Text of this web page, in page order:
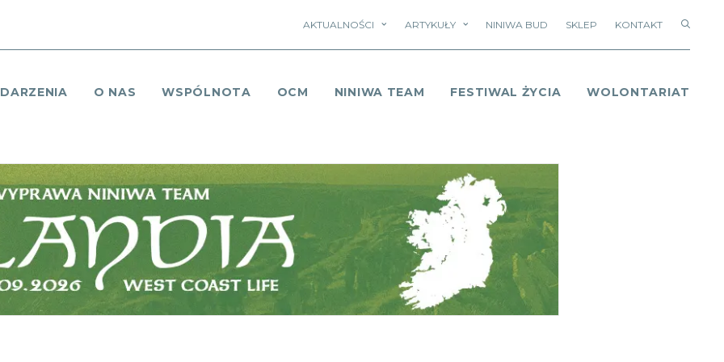
AKTUALNOŚCI ARTYKUŁY NINIWA BUD SKLEP KONTAKT
O NAS WSPÓLNOTA OCM NINIWA TEAM FESTIWAL ŻYCIA WOLONTARIAT